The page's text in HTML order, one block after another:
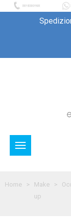
Toggle
Home
Make
up